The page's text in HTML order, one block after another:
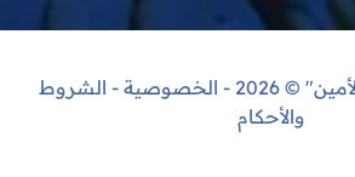
© 2026 - الخصوصية - الشروط
والأحكام